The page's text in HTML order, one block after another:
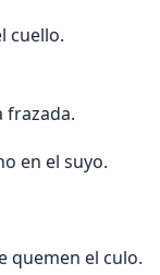
cuello.
frazada.
en el suyo.
quemen el culo.